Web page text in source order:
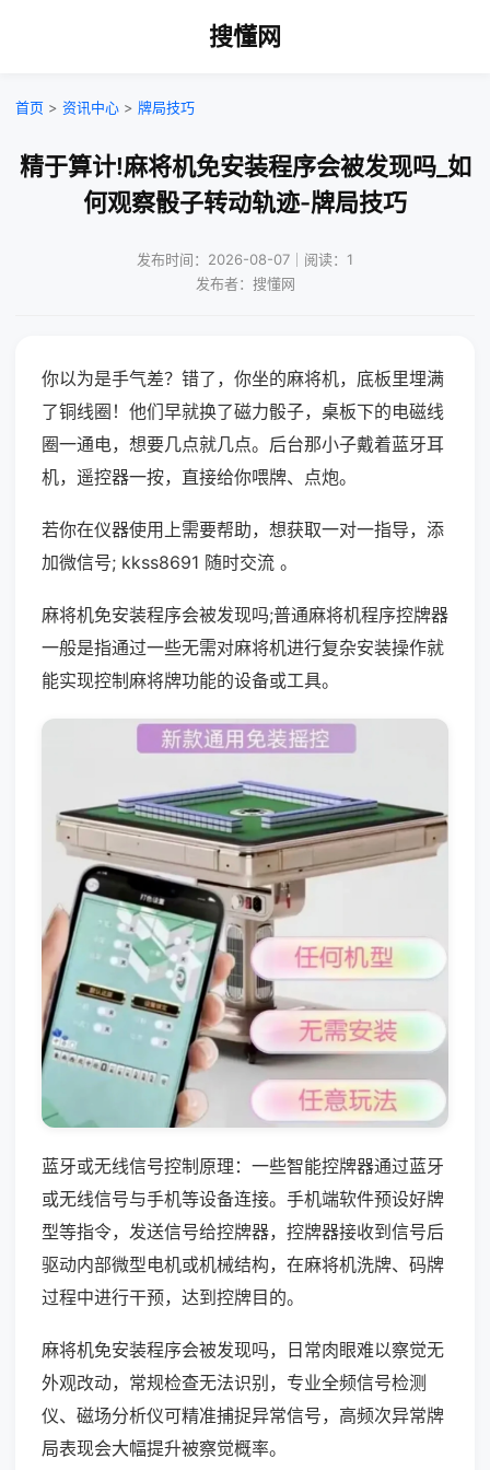
搜懂网
首页 > 资讯中心 > 牌局技巧
精于算计!麻将机免安装程序会被发现吗_如
何观察骰子转动轨迹-牌局技巧
发布时间：2026-08-07｜阅读：1
发布者：搜懂网
你以为是手气差？错了，你坐的麻将机，底板里埋满
了铜线圈！他们早就换了磁力骰子，桌板下的电磁线
圈一通电，想要几点就几点。后台那小子戴着蓝牙耳
机，遥控器一按，直接给你喂牌、点炮。
若你在仪器使用上需要帮助，想获取一对一指导，添
加微信号; kkss8691 随时交流 。
麻将机免安装程序会被发现吗;普通麻将机程序控牌器
一般是指通过一些无需对麻将机进行复杂安装操作就
能实现控制麻将牌功能的设备或工具。
蓝牙或无线信号控制原理：一些智能控牌器通过蓝牙
或无线信号与手机等设备连接。手机端软件预设好牌
型等指令，发送信号给控牌器，控牌器接收到信号后
驱动内部微型电机或机械结构，在麻将机洗牌、码牌
过程中进行干预，达到控牌目的。
麻将机免安装程序会被发现吗，日常肉眼难以察觉无
外观改动，常规检查无法识别，专业全频信号检测
仪、磁场分析仪可精准捕捉异常信号，高频次异常牌
局表现会大幅提升被察觉概率。